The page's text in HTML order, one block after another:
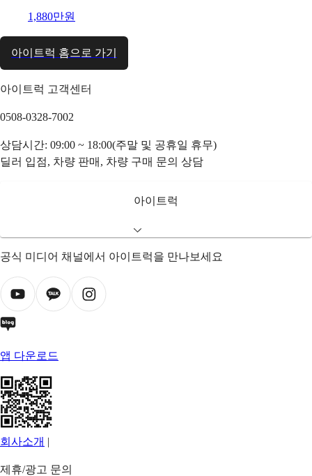
1,880만원
아이트럭 홈으로 가기
아이트럭 고객센터
0508-0328-7002
상담시간: 09:00 ~ 18:00(주말 및 공휴일 휴무)
딜러 입점, 차량 판매, 차량 구매 문의 상담
아이트럭
공식 미디어 채널에서 아이트럭을 만나보세요
앱 다운로드
회사소개 |
제휴/광고 문의